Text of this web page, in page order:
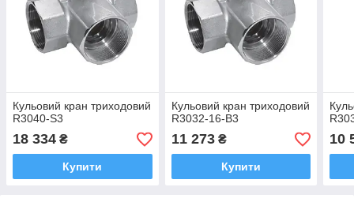
Кульовий кран триходовий
R3040-S3
18 334 ₴
Купити
Кульовий кран триходовий
R3032-16-B3
11 273₴
Купити
10